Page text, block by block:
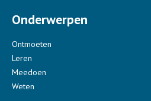
Onderwerpen
Ontmoeten
Leren
Meedoen
Weten